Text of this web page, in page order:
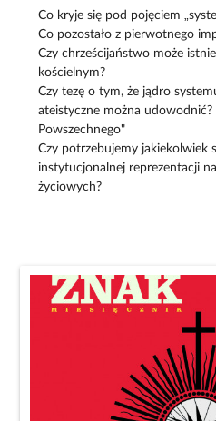
Co kryje się pod pojęciem
Co pozostało z pierwotnego
Czy chrześcijaństwo może
kościelnym?
Czy tezę o tym, że jądro
ateistyczne można udowodnić?
Powszechnego"
Czy potrzebujemy jakiekolwiek
instytucjonalnej reprezentacji
życiowych?